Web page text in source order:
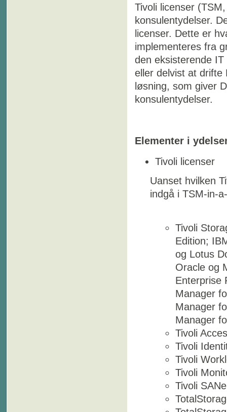
Tivoli licenser
konsulentydelser.
licenser. Dette er
implementeres fra
den eksisterende
eller delvist at drifte
løsning, som giver
konsulentydelser.
Elementer i
Tivoli licenser
Uanset hvilken
indgå i TSM-in-
Tivoli
Edition;
og Lotus
Oracle og
Enterprise
Manager
Manager
Manager
Tivoli
Tivoli
Tivoli
Tivoli
Tivoli